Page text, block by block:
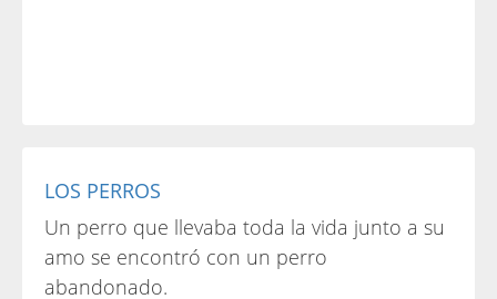
LOS PERROS
Un perro que llevaba toda la vida junto a su
amo se encontró con un perro
abandonado.